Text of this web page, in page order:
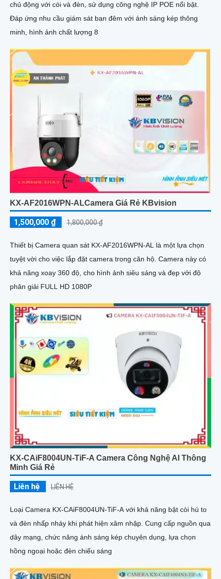
chủ động với còi và đèn, sử dụng công nghệ IP POE nổi bật.
Đáp ứng nhu cầu giám sát ban đêm với ánh sáng kép thông
minh, hình ảnh chất lượng 8
KX-AF2016WPN-ALCamera Giá Rẻ KBvision
1,500,000 ₫ 1,800,000 ₫
Thiết bị Camera quan sát KX-AF2016WPN-AL là một lựa chọn
tuyệt vời cho việc lắp đặt camera trong căn hộ. Camera này có
khả năng xoay 360 độ, cho hình ảnh siêu sáng và đẹp với độ
phân giải FULL HD 1080P
KX-CAiF8004UN-TiF-A Camera Công Nghệ AI Thông
Minh Giá Rẻ
Liên hệ LIÊN HỆ
Loại Camera KX-CAiF8004UN-TiF-A với khả năng bật còi hú to
và đèn nhấp nháy khi phát hiện xâm nhập. Cung cấp nguồn qua
dây mạng, chức năng ánh sáng kép chuyên dụng, lựa chọn
hồng ngoại hoặc đèn chiếu sáng